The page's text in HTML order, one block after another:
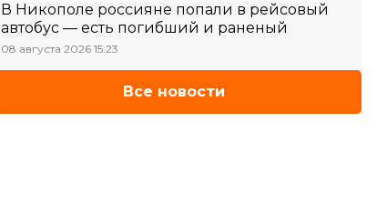
В Никополе россияне попали в рейсовый
автобус — есть погибший и раненый
08 августа 2026 15:23
Все новости